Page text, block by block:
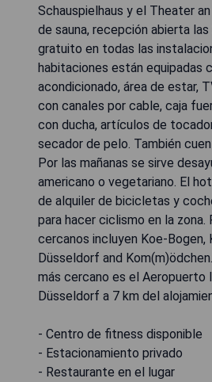
Schauspielhaus y el Theater
de sauna, recepción abierta las
gratuito en todas las
habitaciones están equipadas
acondicionado, área de estar,
con canales por cable, caja
con ducha, artículos de
secador de pelo. También
Por las mañanas se sirve
americano o vegetariano. El
de alquiler de bicicletas y
para hacer ciclismo en la zona.
cercanos incluyen Koe-Bogen,
Düsseldorf and
más cercano es el Aeropuerto
Düsseldorf a 7 km del
- Centro de fitness disponible
- Estacionamiento privado
- Restaurante en el lugar